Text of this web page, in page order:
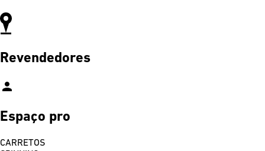
Revendedores
person
Espaço pro
CARRETOS